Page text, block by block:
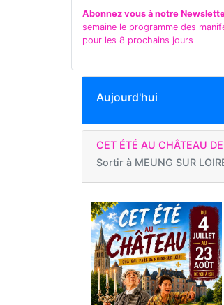
Abonnez vous à notre
semaine le programme des
pour les 8 prochains jours
Aujourd'hui
CET ÉTÉ AU CHÂTEAU
Sortir à MEUNG SUR